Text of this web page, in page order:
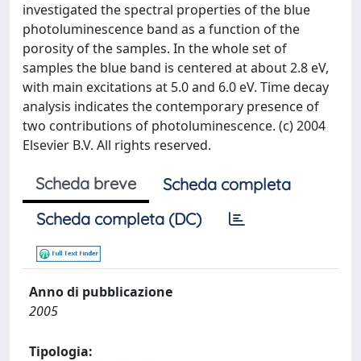
investigated the spectral properties of the blue
photoluminescence band as a function of the
porosity of the samples. In the whole set of
samples the blue band is centered at about 2.8 eV,
with main excitations at 5.0 and 6.0 eV. Time decay
analysis indicates the contemporary presence of
two contributions of photoluminescence. (c) 2004
Elsevier B.V. All rights reserved.
Scheda breve
Scheda completa
Scheda completa (DC)
Anno di pubblicazione
2005
Tipologia: